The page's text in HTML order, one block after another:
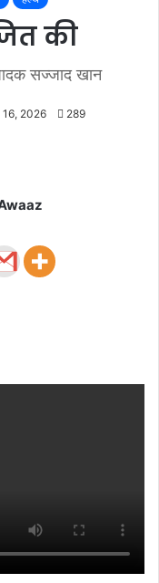
की
सज्जाद खान
16, 2026 289